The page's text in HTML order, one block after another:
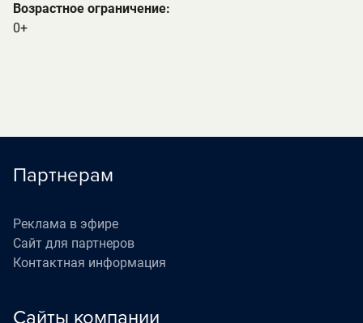
Возрастное ограничение:
0+
Партнерам
Реклама в эфире
Сайт для партнеров
Контактная информация
Сайты компании